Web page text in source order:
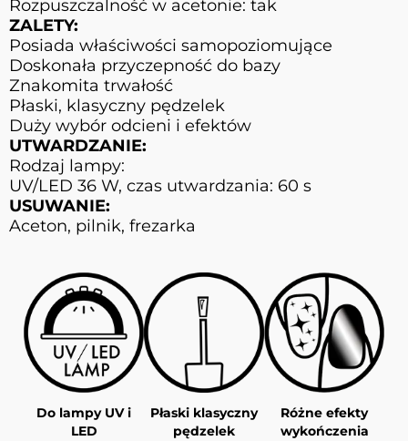
Rozpuszczalność w acetonie: tak
ZALETY:
Posiada właściwości samopoziomujące
Doskonała przyczepność do bazy
Znakomita trwałość
Płaski, klasyczny pędzelek
Duży wybór odcieni i efektów
UTWARDZANIE:
Rodzaj lampy:
UV/LED 36 W, czas utwardzania: 60 s
USUWANIE:
Aceton, pilnik, frezarka
Do lampy UV i
LED
Płaski klasyczny
pędzelek
Różne efekty
wykończenia